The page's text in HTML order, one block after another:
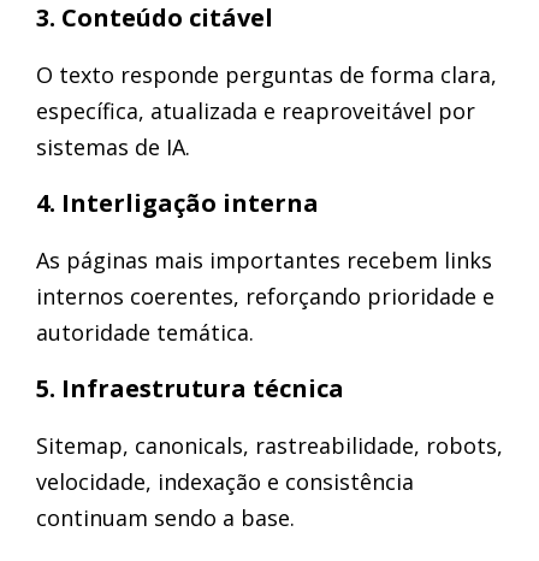
3. Conteúdo citável
O texto responde perguntas de forma clara,
específica, atualizada e reaproveitável por
sistemas de IA.
4. Interligação interna
As páginas mais importantes recebem links
internos coerentes, reforçando prioridade e
autoridade temática.
5. Infraestrutura técnica
Sitemap, canonicals, rastreabilidade, robots,
velocidade, indexação e consistência
continuam sendo a base.